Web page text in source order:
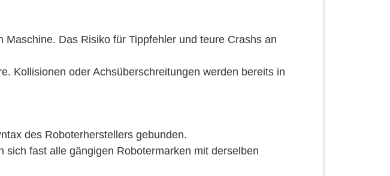
Das Risiko für Tippfehler und teure Crashs an
Kollisionen oder Achsüberschreitungen werden bereits in
des Roboterherstellers gebunden.
sich fast alle gängigen Robotermarken mit derselben